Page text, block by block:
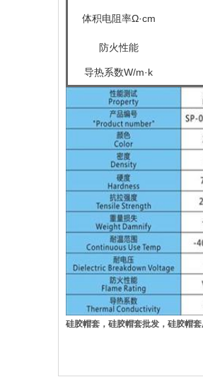
体积电阻率Ω·cm
防火性能
导热系数W/m·k
硅胶帽套，硅胶帽套批发，硅胶帽